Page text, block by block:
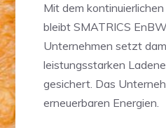
Mit dem
bleibt SMATRICS
Unternehmen setzt
leistungsstarken
gesichert. Das
erneuerbaren Energien.